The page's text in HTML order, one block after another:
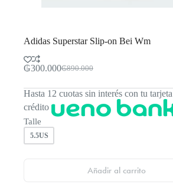
Adidas Superstar Slip-on Bei Wm
₲890.000
El
original
era:
₲890.000.
₲300.000El
actual
es:
₲300.000.
Hasta 12 cuotas sin interés con tu
crédito
Talle
5.5US
Añadir al carrito